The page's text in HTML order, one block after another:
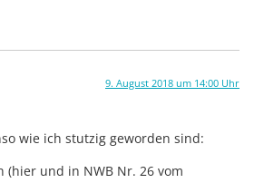
9. August 2018 um 14:00 Uhr
wie ich stutzig geworden sind:
(hier und in NWB Nr. 26 vom